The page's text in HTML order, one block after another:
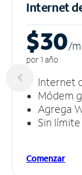
Internet
$30/m
por 1 año
Internet
Módem
Agrega
Sin
Comenzar